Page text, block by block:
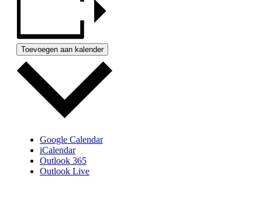
Toevoegen aan kalender
Google Calendar
iCalendar
Outlook 365
Outlook Live